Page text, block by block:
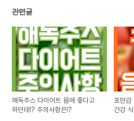
관련글
해독주스 다이어트 몸에 좋다고
하던데!? 주의사항은!?
포만
건강